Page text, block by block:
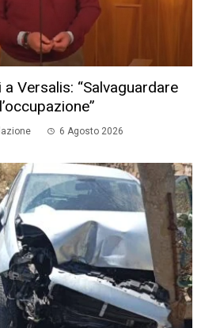
a Versalis: “Salvaguardare
l’occupazione”
6 Agosto 2026